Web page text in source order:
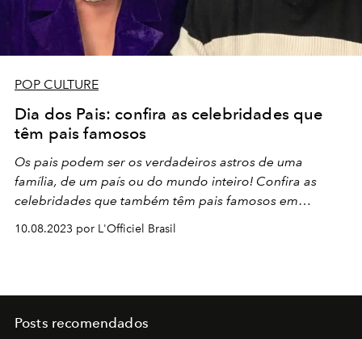
POP CULTURE
Dia dos Pais: confira as celebridades que
têm pais famosos
Os pais podem ser os verdadeiros astros de uma
família, de um país ou do mundo inteiro! Confira as
celebridades que também têm pais famosos em
10.08.2023 por L'Officiel Brasil
Posts recomendados